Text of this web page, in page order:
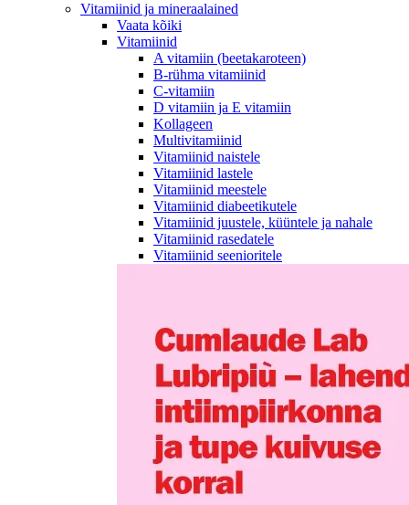
Vitamiinid ja mineraalained
Vaata kõiki
Vitamiinid
A vitamiin (beetakaroteen)
B-rühma vitamiinid
C-vitamiin
D vitamiin ja E vitamiin
Kollageen
Multivitamiinid
Vitamiinid naistele
Vitamiinid lastele
Vitamiinid meestele
Vitamiinid diabeetikutele
Vitamiinid juustele, küüntele ja nahale
Vitamiinid rasedatele
Vitamiinid seenioritele